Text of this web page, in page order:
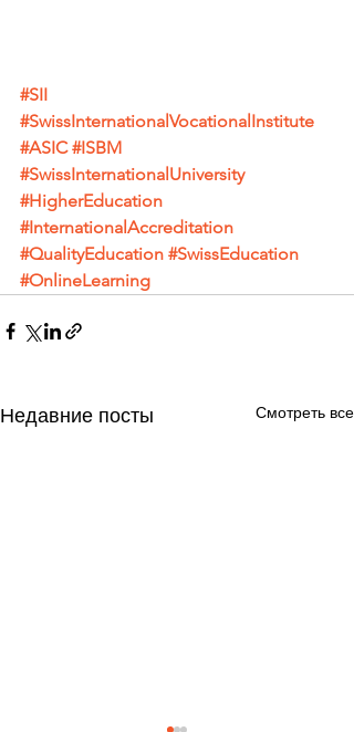
#SII
#SwissInternationalVocationalInstitute
#ASIC #ISBM
#SwissInternationalUniversity
#HigherEducation
#InternationalAccreditation
#QualityEducation #SwissEducation
#OnlineLearning
Недавние посты Смотреть все